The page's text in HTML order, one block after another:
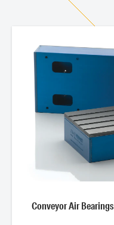
Conveyor Air Bearings